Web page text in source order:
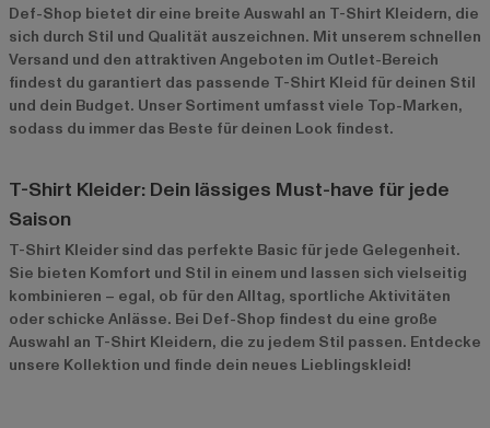
Def-Shop bietet dir eine breite Auswahl an T-Shirt Kleidern, die
sich durch Stil und Qualität auszeichnen. Mit unserem schnellen
Versand und den attraktiven Angeboten im Outlet-Bereich
findest du garantiert das passende T-Shirt Kleid für deinen Stil
und dein Budget. Unser Sortiment umfasst viele Top-Marken,
sodass du immer das Beste für deinen Look findest.
T-Shirt Kleider: Dein lässiges Must-have für jede
Saison
T-Shirt Kleider sind das perfekte Basic für jede Gelegenheit.
Sie bieten Komfort und Stil in einem und lassen sich vielseitig
kombinieren – egal, ob für den Alltag, sportliche Aktivitäten
oder schicke Anlässe. Bei Def-Shop findest du eine große
Auswahl an T-Shirt Kleidern, die zu jedem Stil passen. Entdecke
unsere Kollektion und finde dein neues Lieblingskleid!